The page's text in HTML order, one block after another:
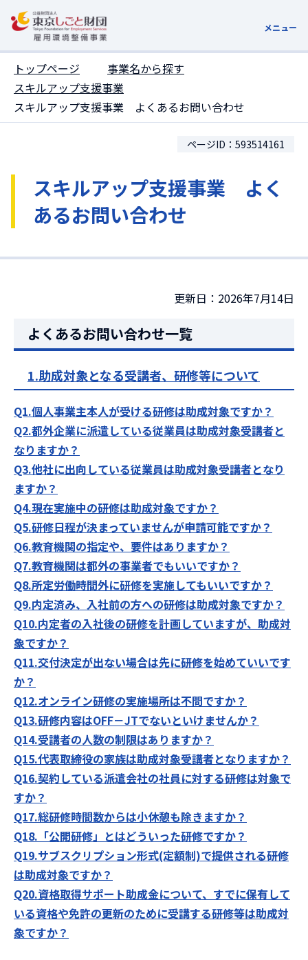
ここがページトップです
メニュー
トップページ
事業名から探す
スキルアップ支援事業
スキルアップ支援事業 よくあるお問い合わせ
ページID：593514161
スキルアップ支援事業 よく
あるお問い合わせ
更新日：2026年7月14日
よくあるお問い合わせ一覧
1.助成対象となる受講者、研修等について
Q1.個人事業主本人が受ける研修は助成対象ですか？
Q2.都外企業に派遣している従業員は助成対象受講者と
なりますか？
Q3.他社に出向している従業員は助成対象受講者となり
ますか？
Q4.現在実施中の研修は助成対象ですか？
Q5.研修日程が決まっていませんが申請可能ですか？
Q6.教育機関の指定や、要件はありますか？
Q7.教育機関は都外の事業者でもいいですか？
Q8.所定労働時間外に研修を実施してもいいですか？
Q9.内定済み、入社前の方への研修は助成対象ですか？
Q10.内定者の入社後の研修を計画していますが、助成対
象ですか？
Q11.交付決定が出ない場合は先に研修を始めていいです
か？
Q12.オンライン研修の実施場所は不問ですか？
Q13.研修内容はOFF－JTでないといけませんか？
Q14.受講者の人数の制限はありますか？
Q15.代表取締役の家族は助成対象受講者となりますか？
Q16.契約している派遣会社の社員に対する研修は対象で
すか？
Q17.総研修時間数からは小休憩も除きますか？
Q18.「公開研修」とはどういった研修ですか？
Q19.サブスクリプション形式(定額制)で提供される研修
は助成対象ですか？
Q20.資格取得サポート助成金について、すでに保有して
いる資格や免許の更新のために受講する研修等は助成対
象ですか？